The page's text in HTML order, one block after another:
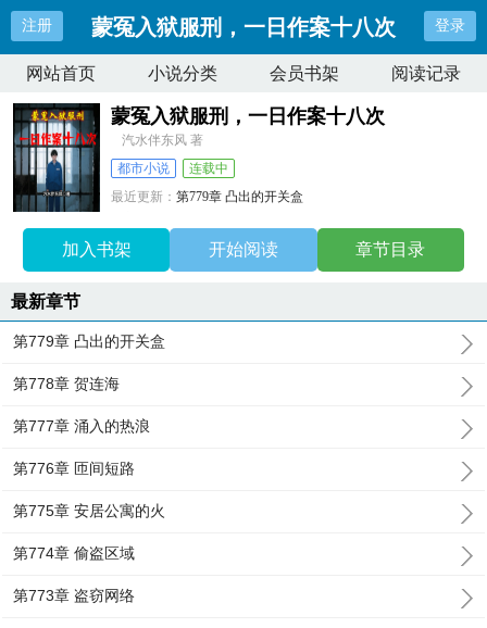
注册 蒙冤入狱服刑，一日作案十八次 登录
网站首页 小说分类 会员书架 阅读记录
蒙冤入狱服刑，一日作案十八次
汽水伴东风 著
都市小说
连载中
最近更新：第779章 凸出的开关盒
加入书架 开始阅读 章节目录
最新章节
第779章 凸出的开关盒
第778章 贺连海
第777章 涌入的热浪
第776章 匝间短路
第775章 安居公寓的火
第774章 偷盗区域
第773章 盗窃网络